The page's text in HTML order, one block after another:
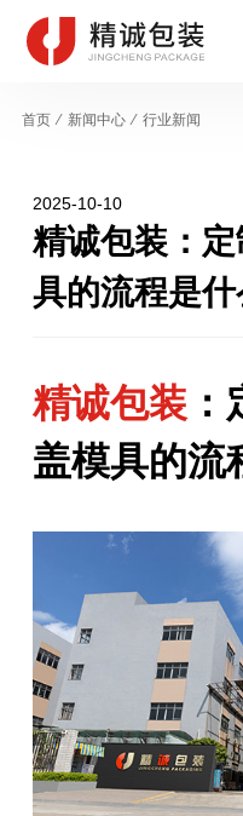
首页⁄ 新闻中心⁄ 行业新闻
2025-10-10
精诚包装：
具的流程是什
精诚包装
盖模具的流